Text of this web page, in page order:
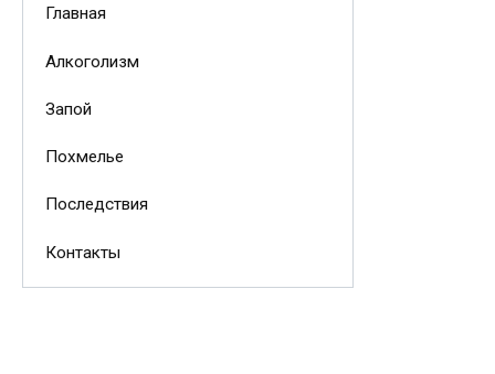
Главная
Алкоголизм
Запой
Похмелье
Последствия
Контакты